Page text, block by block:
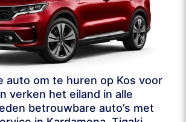
auto om te huren op Kos voor
verken het eiland in alle
betrouwbare auto’s met